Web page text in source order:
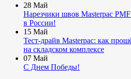
28 Май
Нарезчики швов Masterpac
в России!
15 Май
Тест-драйв Masterpac: как
на складском комплексе
07 Май
С Днем Победы!